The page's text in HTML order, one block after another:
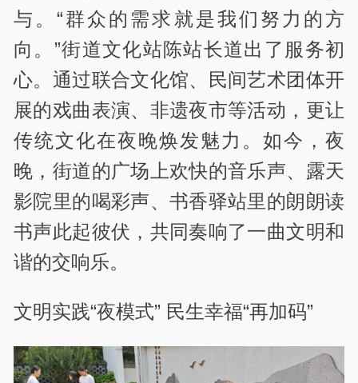
与。“群众的需求就是我们努力的方
向。”街道文化站陈站长道出了服务初
心。通过联合文化馆、民间艺术团体开
展的戏曲表演、非遗夜市等活动，更让
传统文化在夜晚焕发魅力。如今，夜
晚，街道的广场上欢快的音乐声、露天
影院里的喝彩声、书香驿站里的朗朗读
书声此起彼伏，共同奏响了一曲文明和
谐的交响乐。
文明实践“夜模式” 民生幸福“再加码”